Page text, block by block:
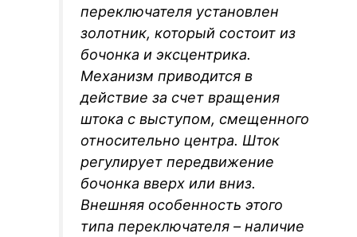
переключателя установлен
золотник, который состоит из
бочонка и эксцентрика.
Механизм приводится в
действие за счет вращения
штока с выступом, смещенного
относительно центра. Шток
регулирует передвижение
бочонка вверх или вниз.
Внешняя особенность этого
типа переключателя – наличие